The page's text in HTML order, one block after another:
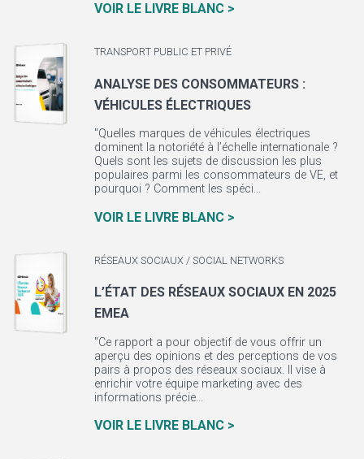
VOIR LE LIVRE BLANC >
TRANSPORT PUBLIC ET PRIVÉ
ANALYSE DES CONSOMMATEURS :
VÉHICULES ÉLECTRIQUES
"Quelles marques de véhicules électriques
dominent la notoriété à l’échelle internationale ?
Quels sont les sujets de discussion les plus
populaires parmi les consommateurs de VE, et
pourquoi ? Comment les spéci...
VOIR LE LIVRE BLANC >
RÉSEAUX SOCIAUX / SOCIAL NETWORKS
L’ÉTAT DES RÉSEAUX SOCIAUX EN 2025
EMEA
"Ce rapport a pour objectif de vous offrir un
aperçu des opinions et des perceptions de vos
pairs à propos des réseaux sociaux. Il vise à
enrichir votre équipe marketing avec des
informations précie...
VOIR LE LIVRE BLANC >